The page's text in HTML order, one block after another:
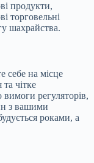
продукти,
торговельні
шахрайства.
себе на місце
чітке
регуляторів,
з вашими
роками, а